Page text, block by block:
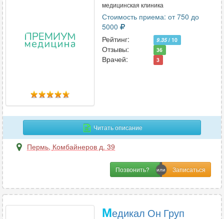
медицинская клиника
Стоимость приема: от 750 до
5000
Рейтинг:
9.35/ 10
Отзывы: 36
Врачей: 3
Читать описание
Пермь, Комбайнеров д. 39
Позвонить?
Медикал Он Груп